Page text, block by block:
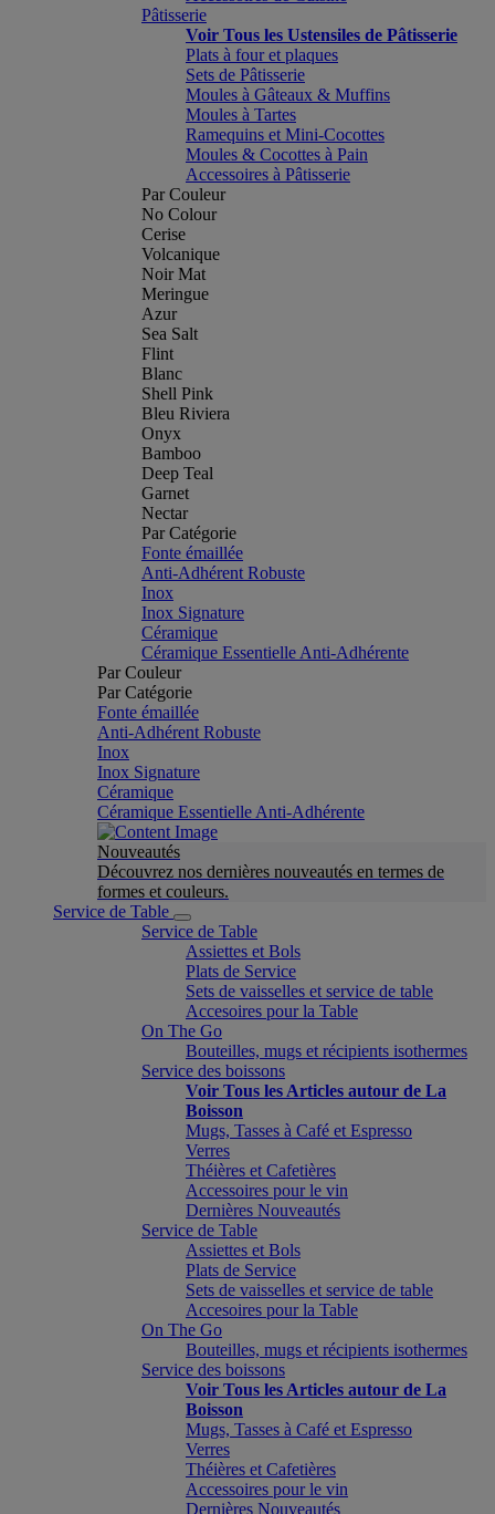
Pâtisserie
Voir Tous les Ustensiles de Pâtisserie
Plats à four et plaques
Sets de Pâtisserie
Moules à Gâteaux & Muffins
Moules à Tartes
Ramequins et Mini-Cocottes
Moules & Cocottes à Pain
Accessoires à Pâtisserie
Par Couleur
No Colour
Cerise
Volcanique
Noir Mat
Meringue
Azur
Sea Salt
Flint
Blanc
Shell Pink
Bleu Riviera
Onyx
Bamboo
Deep Teal
Garnet
Nectar
Par Catégorie
Fonte émaillée
Anti-Adhérent Robuste
Inox
Inox Signature
Céramique
Céramique Essentielle Anti-Adhérente
Par Couleur
Par Catégorie
Fonte émaillée
Anti-Adhérent Robuste
Inox
Inox Signature
Céramique
Céramique Essentielle Anti-Adhérente
Nouveautés
Découvrez nos dernières nouveautés en termes de
formes et couleurs.
Service de Table
Service de Table
Assiettes et Bols
Plats de Service
Sets de vaisselles et service de table
Accesoires pour la Table
On The Go
Bouteilles, mugs et récipients isothermes
Service des boissons
Voir Tous les Articles autour de La
Boisson
Mugs, Tasses à Café et Espresso
Verres
Théières et Cafetières
Accessoires pour le vin
Dernières Nouveautés
Service de Table
Assiettes et Bols
Plats de Service
Sets de vaisselles et service de table
Accesoires pour la Table
On The Go
Bouteilles, mugs et récipients isothermes
Service des boissons
Voir Tous les Articles autour de La
Boisson
Mugs, Tasses à Café et Espresso
Verres
Théières et Cafetières
Accessoires pour le vin
Dernières Nouveautés